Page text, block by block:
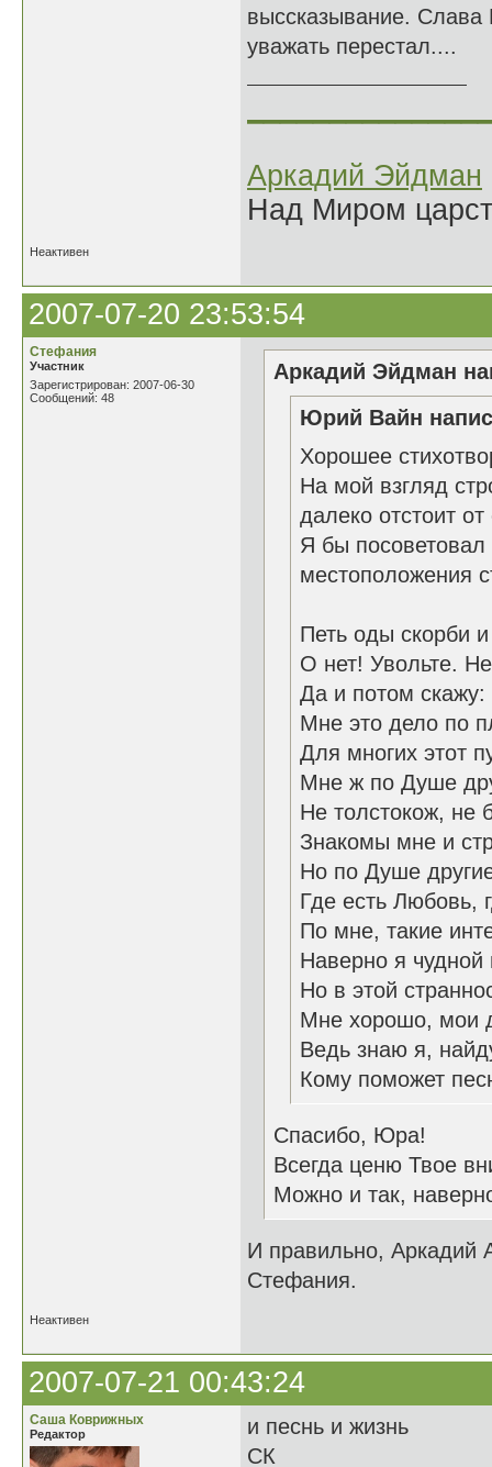
выссказывание. Слава
уважать перестал....
Аркадий Эйдман
Над Миром
Неактивен
2007-07-20 23:53:54
Стефания
Участник
Зарегистрирован: 2007-06-30
Сообщений: 48
Аркадий Эйдман
Юрий Вайн
Хорошее
На мой взгляд
далеко отстоит
Я бы посоветовал
местоположения
Петь оды скорби
О нет! Увольте.
Да и потом
Мне это дело по
Для многих этот
Мне ж по Душе
Не толстокож, не
Знакомы мне и
Но по Душе
Где есть Любовь,
По мне, такие
Наверно я чудной
Но в этой
Мне хорошо, мои
Ведь знаю я,
Кому поможет
Спасибо, Юра!
Всегда ценю Твое
Можно и так,
И правильно,
Стефания.
Неактивен
2007-07-21 00:43:24
Саша Коврижных
Редактор
и песнь и жизнь
СК